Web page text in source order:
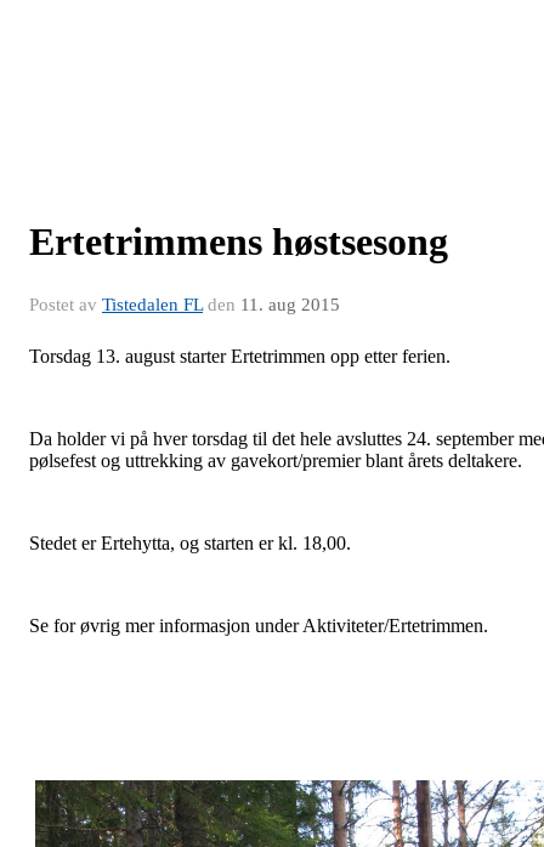
Ertetrimmens høstsesong
Postet av Tistedalen FLden 11. aug 2015
Torsdag 13. august starter Ertetrimmen opp etter ferien.
Da holder vi på hver torsdag til det hele avsluttes 24. september
pølsefest og uttrekking av gavekort/premier blant årets deltakere.
Stedet er Ertehytta, og starten er kl. 18,00.
Se for øvrig mer informasjon under Aktiviteter/Ertetrimmen.